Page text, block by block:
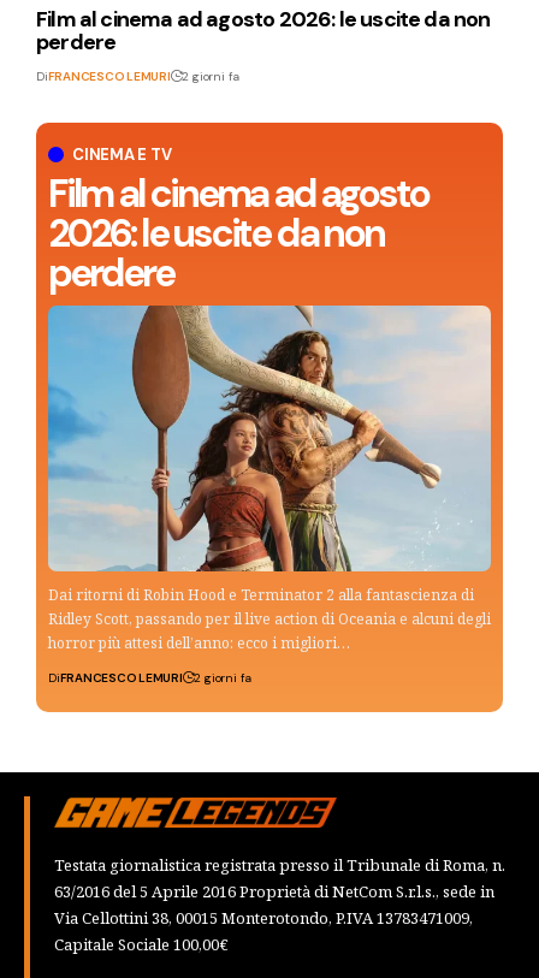
CINEMA E TV
Film al cinema ad agosto
2026: le uscite da non
perdere
Dai ritorni di Robin Hood e Terminator 2 alla fantascienza di
Ridley Scott, passando per il live action di Oceania e alcuni degli
horror più attesi dell’anno: ecco i migliori…
DiFRANCESCO LEMURI 2 giorni fa
Film al cinema ad agosto 2026: le uscite da non
perdere
DiFRANCESCO LEMURI 2 giorni fa
Testata giornalistica registrata presso il Tribunale di Roma, n.
63/2016 del 5 Aprile 2016 Proprietà di NetCom S.r.l.s., sede in
Via Cellottini 38, 00015 Monterotondo, P.IVA 13783471009,
Capitale Sociale 100,00€